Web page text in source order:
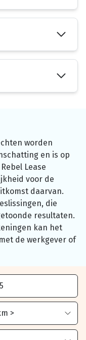
worden
en is op
Lease
voor de
daarvan.
die
resultaten.
kan het
de werkgever of